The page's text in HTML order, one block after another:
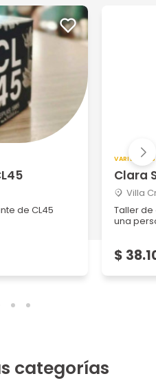
de CL45
VARIEDADES
Clara
Villa
Taller
una
$
categorías